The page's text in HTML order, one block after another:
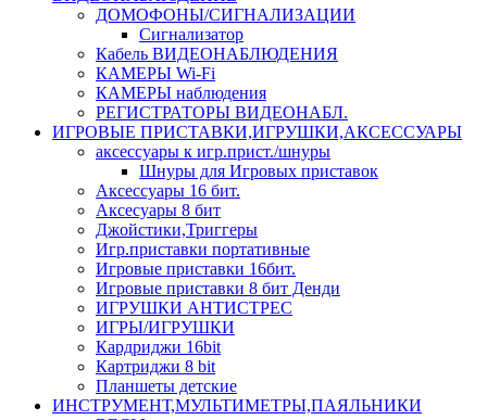
ДОМОФОНЫ/СИГНАЛИЗАЦИИ
Сигнализатор
Кабель ВИДЕОНАБЛЮДЕНИЯ
КАМЕРЫ Wi-Fi
КАМЕРЫ наблюдения
РЕГИСТРАТОРЫ ВИДЕОНАБЛ.
ИГРОВЫЕ ПРИСТАВКИ,ИГРУШКИ,АКСЕССУАРЫ
аксесcуары к игр.прист./шнуры
Шнуры для Игровых приставок
Аксессуары 16 бит.
Аксесуары 8 бит
Джойстики,Триггеры
Игр.приставки портативные
Игровые приставки 16бит.
Игровые приставки 8 бит Денди
ИГРУШКИ АНТИСТРЕС
ИГРЫ/ИГРУШКИ
Кардриджи 16bit
Картриджи 8 bit
Планшеты детские
ИНСТРУМЕНТ,МУЛЬТИМЕТРЫ,ПАЯЛЬНИКИ